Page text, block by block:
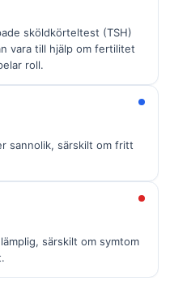
sköldkörteltest (TSH)
vara till hjälp om fertilitet
roll.
sannolik, särskilt om fritt
särskilt om symtom